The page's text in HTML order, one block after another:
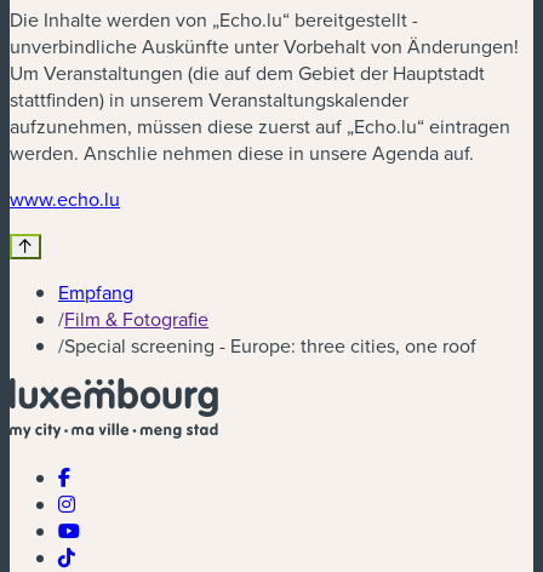
Die Inhalte werden von „Echo.lu“ bereitgestellt -
unverbindliche Auskünfte unter Vorbehalt von Änderungen!
Um Veranstaltungen (die auf dem Gebiet der Hauptstadt
stattfinden) in unserem Veranstaltungskalender
aufzunehmen, müssen diese zuerst auf „Echo.lu“ eintragen
werden. Anschlie nehmen diese in unsere Agenda auf.
www.echo.lu
Empfang
/Film & Fotografie
/Special screening - Europe: three cities, one roof